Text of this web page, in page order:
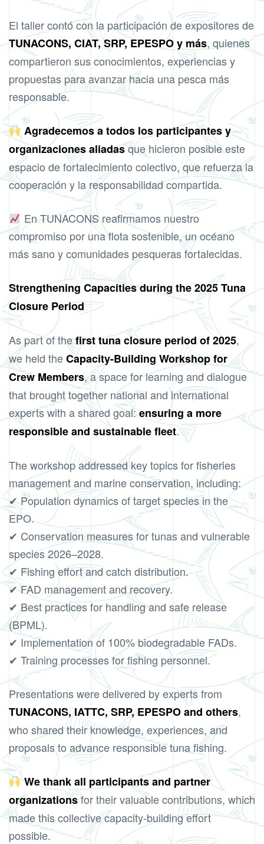
El taller contó con la participación de expositores de
TUNACONS, CIAT, SRP, EPESPO y más, quienes
compartieron sus conocimientos, experiencias y
propuestas para avanzar hacia una pesca más
responsable.
Agradecemos a todos los participantes y
organizaciones aliadasque hicieron posible este
espacio de fortalecimiento colectivo, que refuerza la
cooperación y la responsabilidad compartida.
En TUNACONS reafirmamos nuestro
compromiso por una flota sostenible, un océano
más sano y comunidades pesqueras fortalecidas.
Strengthening Capacities during the 2025 Tuna
Closure Period
As part of thefirst tuna closure period of 2025,
we held theCapacity-Building Workshop for
Crew Members, a space for learning and dialogue
that brought together national and international
experts with a shared goal:ensuring a more
responsible and sustainable fleet.
The workshop addressed key topics for fisheries
management and marine conservation, including:
✔ Population dynamics of target species in the
EPO.
✔ Conservation measures for tunas and vulnerable
species 2026–2028.
✔ Fishing effort and catch distribution.
✔ FAD management and recovery.
✔ Best practices for handling and safe release
(BPML).
✔ Implementation of 100% biodegradable FADs.
✔ Training processes for fishing personnel.
Presentations were delivered by experts from
TUNACONS, IATTC, SRP, EPESPO and others,
who shared their knowledge, experiences, and
proposals to advance responsible tuna fishing.
We thank all participants and partner
organizationsfor their valuable contributions, which
made this collective capacity-building effort
possible.